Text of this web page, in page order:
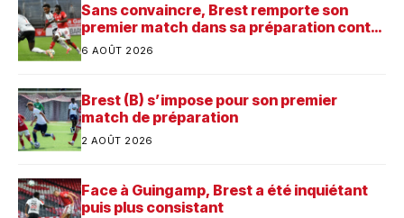
Sans convaincre, Brest remporte son
premier match dans sa préparation contre
Saint-Brieuc
6 AOÛT 2026
Brest (B) s’impose pour son premier
match de préparation
2 AOÛT 2026
Face à Guingamp, Brest a été inquiétant
puis plus consistant